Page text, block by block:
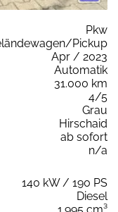
Pkw
Pickup
Apr / 2023
Automatik
31.000 km
4/5
Grau
Hirschaid
ab sofort
n/a
140 kW / 190 PS
Diesel